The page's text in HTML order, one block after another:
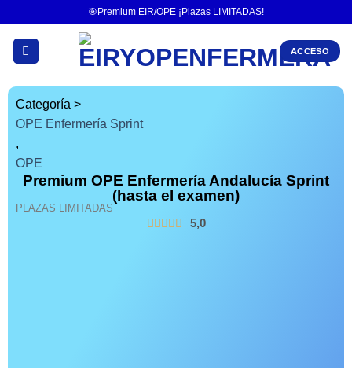
🎯Premium EIR/OPE ¡Plazas LIMITADAS!
ACCESO
Categoría >
OPE Enfermería Sprint
,
OPE
Premium OPE Enfermería Andalucía Sprint
(hasta el examen)
PLAZAS LIMITADAS
5,0